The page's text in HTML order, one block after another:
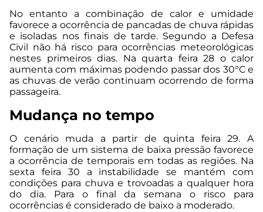
No entanto a combinação de calor e umidade
favorece a ocorrência de pancadas de chuva rápidas
e isoladas nos finais de tarde. Segundo a Defesa
Civil não há risco para ocorrências meteorológicas
nestes primeiros dias. Na quarta feira 28 o calor
aumenta com máximas podendo passar dos 30°C e
as chuvas de verão continuam ocorrendo de forma
passageira.
Mudança no tempo
O cenário muda a partir de quinta feira 29. A
formação de um sistema de baixa pressão favorece
a ocorrência de temporais em todas as regiões. Na
sexta feira 30 a instabilidade se mantém com
condições para chuva e trovoadas a qualquer hora
do dia. Para o final da semana o risco para
ocorrências é considerado de baixo a moderado.